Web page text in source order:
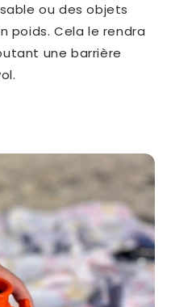
ou des objets
poids. Cela le rendra
une barrière